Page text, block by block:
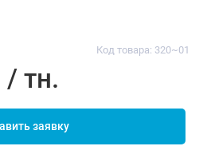
Код товара: 320~01
/ тн.
заявку